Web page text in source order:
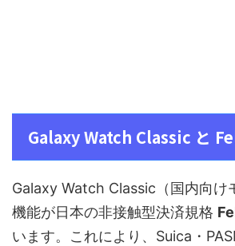
Galaxy Watch Classic と
Galaxy Watch Classic（国内向け
機能が日本の非接触型決済規格
います。これにより、Suica・